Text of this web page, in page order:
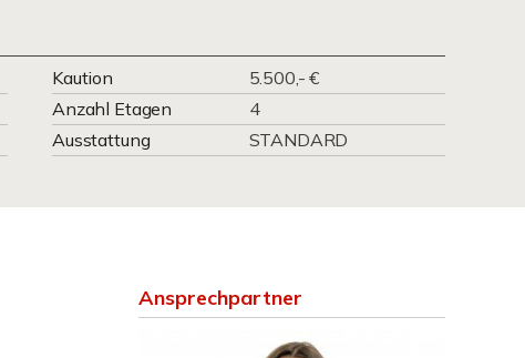
Kaution
5.500,- €
Anzahl Etagen
4
Ausstattung STANDARD
Ansprechpartner